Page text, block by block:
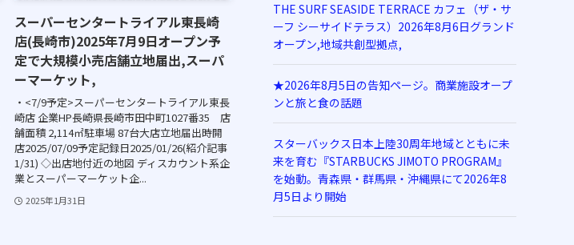
スーパーセンタートライアル東長崎
店(長崎市)2025年7月9日オープン予
定で大規模小売店舗立地届出,スーパ
ーマーケット,
・<7/9予定>スーパーセンタートライアル東長
崎店 企業HP長崎県長崎市田中町1027番35 店
舗面積 2,114㎡駐車場 87台大店立地届出時開
店2025/07/09予定記録日2025/01/26(紹介記事
1/31) ◇出店地付近の地図 ディスカウント系企
業とスーパーマーケット企...
2025年1月31日
THE SURF SEASIDE TERRACE カフェ（ザ・サ
ーフ シーサイドテラス）2026年8月6日グランド
オープン,地域共創型拠点,
★2026年8月5日の告知ページ。商業施設オープ
ンと旅と食の話題
スターバックス日本上陸30周年地域とともに未
来を育む『STARBUCKS JIMOTO PROGRAM』
を始動。青森県・群馬県・沖縄県にて2026年8
月5日より開始